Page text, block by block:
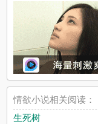
情欲小说相关阅读：
生死树